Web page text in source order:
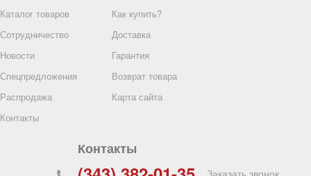
7,5 класс
Каталог товаров
Сотрудничество
Новости
Спецпредложения
Распродажа
Контакты
Как купить?
Доставка
Гарантия
Возврат товара
Карта сайта
Контакты
Заказать звонок